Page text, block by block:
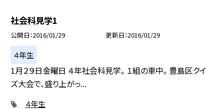
社会科見学1
公開日 2016/01/29 更新日 2016/01/29
４年生
1月２９日金曜日 ４年社会科見学。 １組の車中。 豊島区クイ
ズ大会で、盛り上がっ...
４年生